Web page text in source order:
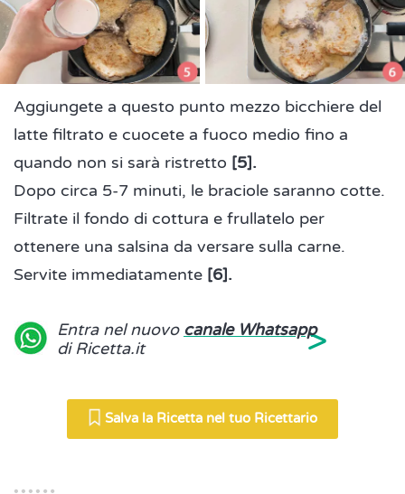
Aggiungete a questo punto mezzo bicchiere del
latte filtrato e cuocete a fuoco medio fino a
quando non si sarà ristretto [5].
Dopo circa 5-7 minuti, le braciole saranno cotte.
Filtrate il fondo di cottura e frullatelo per
ottenere una salsina da versare sulla carne.
Servite immediatamente [6].
Entra nel nuovo canale Whatsapp
di Ricetta.it
>
Salva la Ricetta nel tuo Ricettario